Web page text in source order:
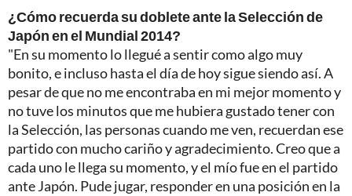
¿Cómo recuerda su doblete ante la Selección de
Japón en el Mundial 2014?
"En su momento lo llegué a sentir como algo muy
bonito, e incluso hasta el día de hoy sigue siendo así. A
pesar de que no me encontraba en mi mejor momento y
no tuve los minutos que me hubiera gustado tener con
la Selección, las personas cuando me ven, recuerdan ese
partido con mucho cariño y agradecimiento. Creo que a
cada uno le llega su momento, y el mío fue en el partido
ante Japón. Pude jugar, responder en una posición en la